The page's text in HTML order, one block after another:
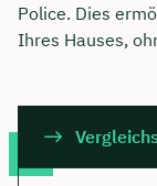
Police. Dies
Ihres Hauses,